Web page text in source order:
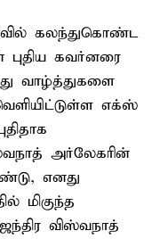
கலந்துகொண்ட
புதிய கவர்னரை
வாழ்த்துகளை
எக்ஸ்
அர்லேகரின்
எனது
மிகுந்த
விஸ்வநாத்